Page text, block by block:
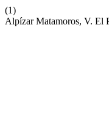
(1)
Alpízar Matamoros, V. El